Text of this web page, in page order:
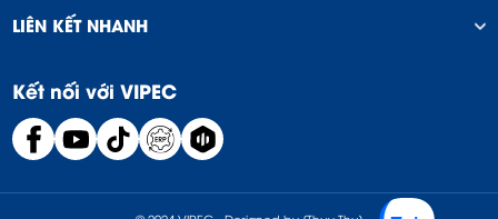
LIÊN KẾT NHANH
Kết nối với VIPEC